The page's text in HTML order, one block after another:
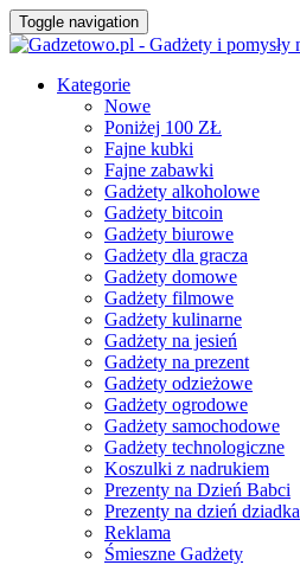
Toggle navigation
Kategorie
Nowe
Poniżej 100 ZŁ
Fajne kubki
Fajne zabawki
Gadżety alkoholowe
Gadżety bitcoin
Gadżety biurowe
Gadżety dla gracza
Gadżety domowe
Gadżety filmowe
Gadżety kulinarne
Gadżety na jesień
Gadżety na prezent
Gadżety odzieżowe
Gadżety ogrodowe
Gadżety samochodowe
Gadżety technologiczne
Koszulki z nadrukiem
Prezenty na Dzień Babci
Prezenty na dzień dziadka
Reklama
Śmieszne Gadżety